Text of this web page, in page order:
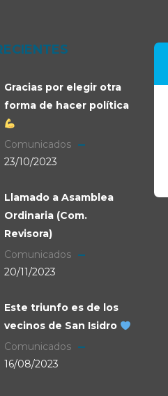
Gracias por elegir otra
forma de hacer política
Comunicados
23/10/2023
Llamado a Asamblea
Ordinaria (Com.
Revisora)
Comunicados
20/11/2023
Este triunfo es de los
vecinos de San Isidro
Comunicados
16/08/2023